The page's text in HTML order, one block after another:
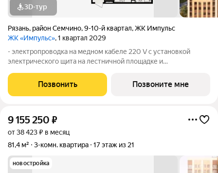
3D-тур
Рязань, район Семчино,9-10-й квартал,ЖК Импульс
ЖК «Импульс», 1 квартал 2029
- электропроводка на медном кабеле 220 V с установкой
электрического щита на лестничной площадке и
стен, кроме стен лоджий, откосов дверных и оконных
проемов, ниш прохождения стояков
Позвонить Позвоните мне
9 155 250 ₽
от 38 423 ₽ в месяц
81,4 м²
3-комн. квартира 17 этаж из 21
новостройка